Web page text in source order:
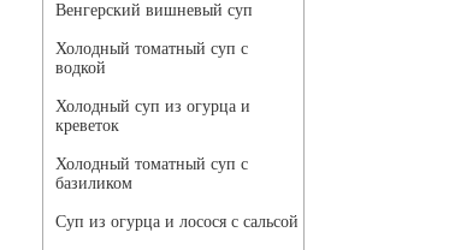
Венгерский вишневый суп
Холодный томатный суп с
водкой
Холодный суп из огурца и
креветок
Холодный томатный суп с
базиликом
Суп из огурца и лосося с сальсой